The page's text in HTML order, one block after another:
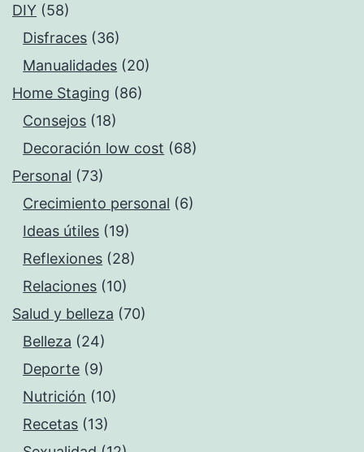
DIY (58)
Disfraces (36)
Manualidades (20)
Home Staging (86)
Consejos (18)
Decoración low cost (68)
Personal (73)
Crecimiento personal (6)
Ideas útiles (19)
Reflexiones (28)
Relaciones (10)
Salud y belleza (70)
Belleza (24)
Deporte (9)
Nutrición (10)
Recetas (13)